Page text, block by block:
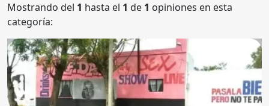
Mostrando del 1 hasta el 1 de 1 opiniones en esta
categoría: